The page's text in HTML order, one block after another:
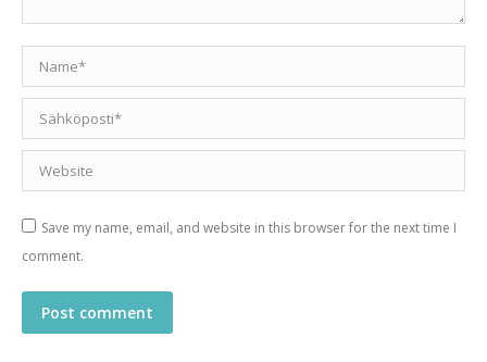
Name *
Email *
Website
Save my name, email, and website in this browser for the next time I
comment.
Post comment